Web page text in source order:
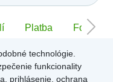
Platba Foto
-
technológie.
funkcionality
prihlásenie, ochrana